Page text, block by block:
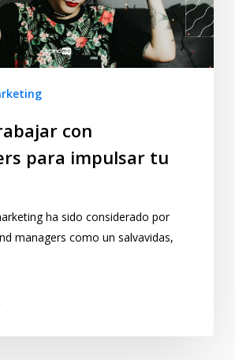
con
para impulsar tu
ha sido considerado por
managers como un salvavidas,